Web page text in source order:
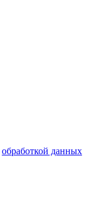
обработкой данных